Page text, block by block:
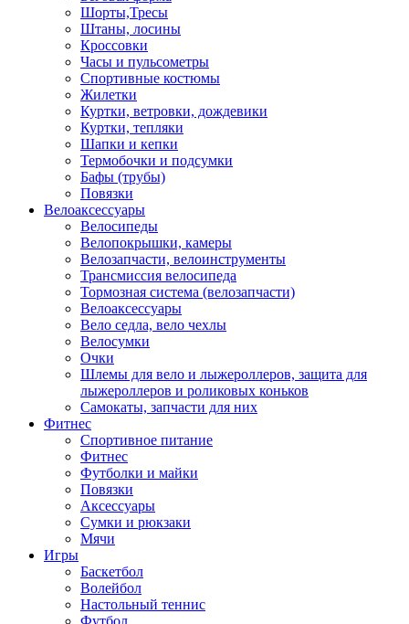
Шорты,Тресы
Штаны, лосины
Кроссовки
Часы и пульсометры
Спортивные костюмы
Жилетки
Куртки, ветровки, дождевики
Куртки, тепляки
Шапки и кепки
Термобочки и подсумки
Бафы (трубы)
Повязки
Велоаксессуары
Велосипеды
Велопокрышки, камеры
Велозапчасти, велоинструменты
Трансмиссия велосипеда
Тормозная система (велозапчасти)
Велоаксессуары
Вело седла, вело чехлы
Велосумки
Очки
Шлемы для вело и лыжероллеров, защита для
лыжероллеров и роликовых коньков
Самокаты, запчасти для них
Фитнес
Спортивное питание
Фитнес
Футболки и майки
Повязки
Аксессуары
Сумки и рюкзаки
Мячи
Игры
Баскетбол
Волейбол
Настольный теннис
Футбол